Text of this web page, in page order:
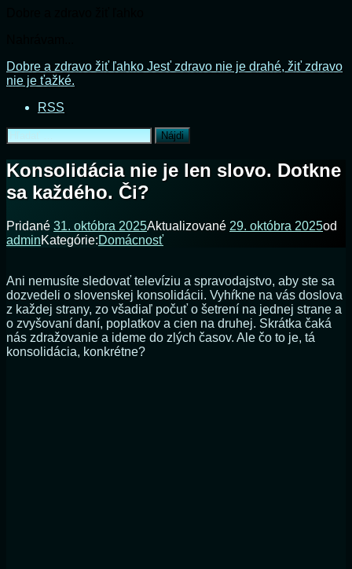
Prejsť
na
Dobre a zdravo žiť ľahko Jesť zdravo nie je drahé, žiť zdravo
nie je ťažké.
RSS
Hľadať:
Konsolidácia nie je len slovo. Dotkne
sa každého. Či?
Pridané 31. októbra 2025Aktualizované 29. októbra 2025od
adminKategórie:Domácnosť
Ani nemusíte sledovať televíziu a spravodajstvo, aby ste sa
dozvedeli o slovenskej konsolidácii. Vyhŕkne na vás doslova
z každej strany, zo všadiaľ počuť o šetrení na jednej strane a
o zvyšovaní daní, poplatkov a cien na druhej. Skrátka čaká
nás zdražovanie a ideme do zlých časov. Ale čo to je, tá
konsolidácia, konkrétne?